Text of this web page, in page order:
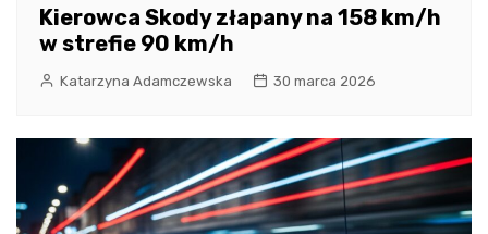
Kierowca Skody złapany na 158 km/h
w strefie 90 km/h
Katarzyna Adamczewska 30 marca 2026